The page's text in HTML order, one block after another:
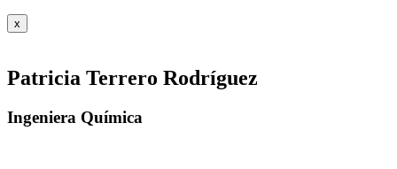
x
Patricia Terrero Rodríguez
Ingeniera Química